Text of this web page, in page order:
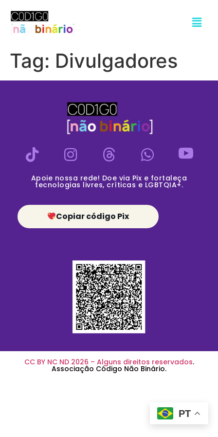
Tag: Divulgadores
Apoie nossa rede! Doe via Pix e fortaleça
tecnologias livres, críticas e LGBTQIA+.
Copiar código Pix
CC BY NC ND 2026 – Alguns direitos reservados.
Associação Código Não Binário.
PT